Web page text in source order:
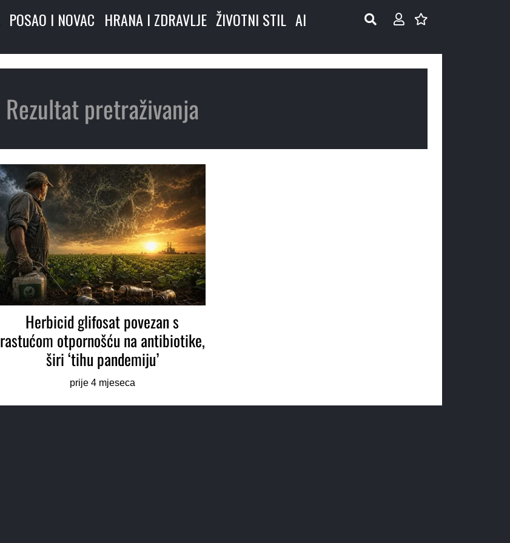
POSAO I NOVAC HRANA I ZDRAVLJE ŽIVOTNI STIL AI
Rezultat pretraživanja
Herbicid glifosat povezan s
rastućom otpornošću na antibiotike,
širi ‘tihu pandemiju’
prije 4 mjeseca